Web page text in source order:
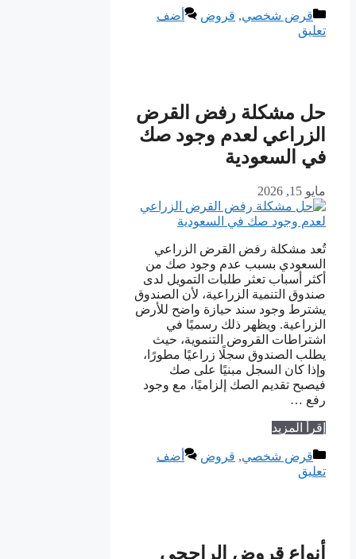
التصنيفات
قرض شخصي, قروض
أضف
تعليق
حل مشكلة رفض القرض
الزراعي لعدم وجود صك
في السعودية
مايو 15, 2026
تُعد مشكلة رفض القرض الزراعي
السعودي بسبب عدم وجود صك من
أكثر أسباب تعثر طلبات التمويل لدى
صندوق التنمية الزراعية، لأن الصندوق
يشترط وجود سند حيازة واضح للأرض
الزراعية. ويظهر ذلك رسميًا في
اشتراطات القروض التنموية، حيث
يطلب الصندوق سجلًا زراعيًا مطورًا،
وإذا كان السجل مبنيًا على صك
فيصبح تقديم الصك إلزاميًا، مع وجود
رفع …
إقرأ المزيد
التصنيفات
قرض شخصي, قروض
أضف
تعليق
أنواع قروض الراجحي